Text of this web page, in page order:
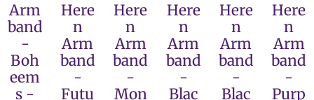
Arm
band
-
Boh
eem
s -
Here
n
Arm
band
-
Futu
Here
n
Arm
band
-
Mon
Here
n
Arm
band
-
Blac
Here
n
Arm
band
-
Blac
Here
n
Arm
band
-
Purp